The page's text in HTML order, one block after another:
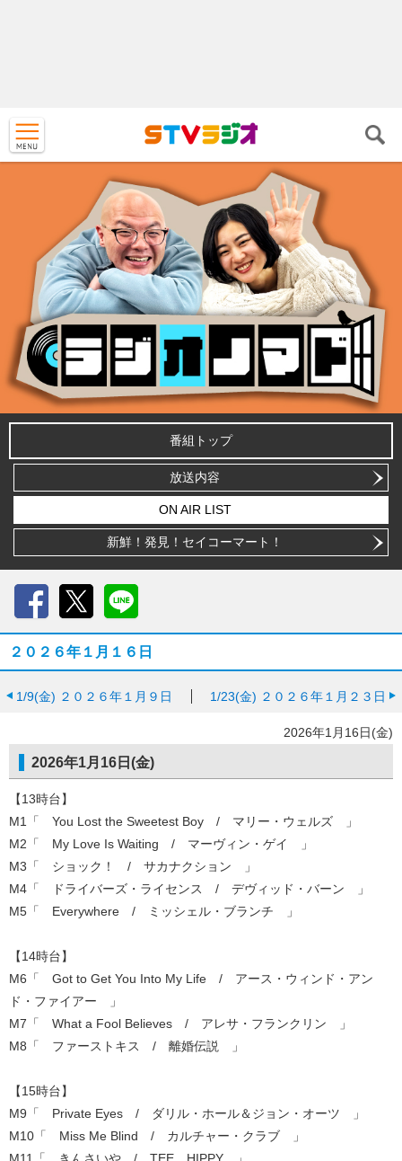
番組トップ
放送内容
ON AIR LIST
新鮮！発見！セイコーマート！
２０２６年１月１６日
1/9(金) ２０２６年１月９日 1/23(金) ２０２６年１月２３日
2026年1月16日(金)
2026年1月16日(金)
【13時台】
M1「 You Lost the Sweetest Boy / マリー・ウェルズ 」
M2「 My Love Is Waiting / マーヴィン・ゲイ 」
M3「 ショック！ / サカナクション 」
M4「 ドライバーズ・ライセンス / デヴィッド・バーン 」
M5「 Everywhere / ミッシェル・ブランチ 」
【14時台】
M6「 Got to Get You Into My Life / アース・ウィンド・アン
ド・ファイアー 」
M7「 What a Fool Believes / アレサ・フランクリン 」
M8「 ファーストキス / 離婚伝説 」
【15時台】
M9「 Private Eyes / ダリル・ホール＆ジョン・オーツ 」
M10「 Miss Me Blind / カルチャー・クラブ 」